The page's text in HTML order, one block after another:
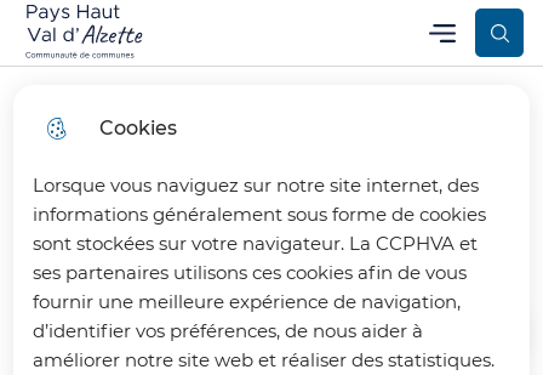
Cookies
Lorsque vous naviguez sur notre site internet, des
informations généralement sous forme de cookies
sont stockées sur votre navigateur. La CCPHVA et
ses partenaires utilisons ces cookies afin de vous
fournir une meilleure expérience de navigation,
d’identifier vos préférences, de nous aider à
améliorer notre site web et réaliser des statistiques.
Aller
au
menu
principal
Consulter
le plan
du site
Communauté de Communes Pays Haut Val d’Alzette
Menu principal
Menu
Habitat - Urbanisme
Accueil